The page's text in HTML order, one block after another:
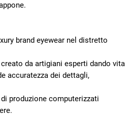
brand eyewear nel distretto
da artigiani esperti dando vita
accuratezza dei dettagli,
produzione computerizzati